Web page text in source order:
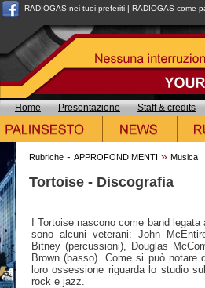
RADIOGAS nei tuoi preferiti | RADIOGAS come
Home Presentazione Staff & credits
Rubriche - APPROFONDIMENTI » Musica
Tortoise - Discografia
I Tortoise nascono come band
sono alcuni veterani: John
Bitney (percussioni), Douglas
Brown (basso). Come si può
loro ossessione riguarda lo studio
rock e jazz.